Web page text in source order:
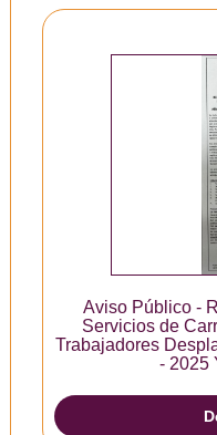
Aviso Público -
Servicios de
Trabajadores
- 2025